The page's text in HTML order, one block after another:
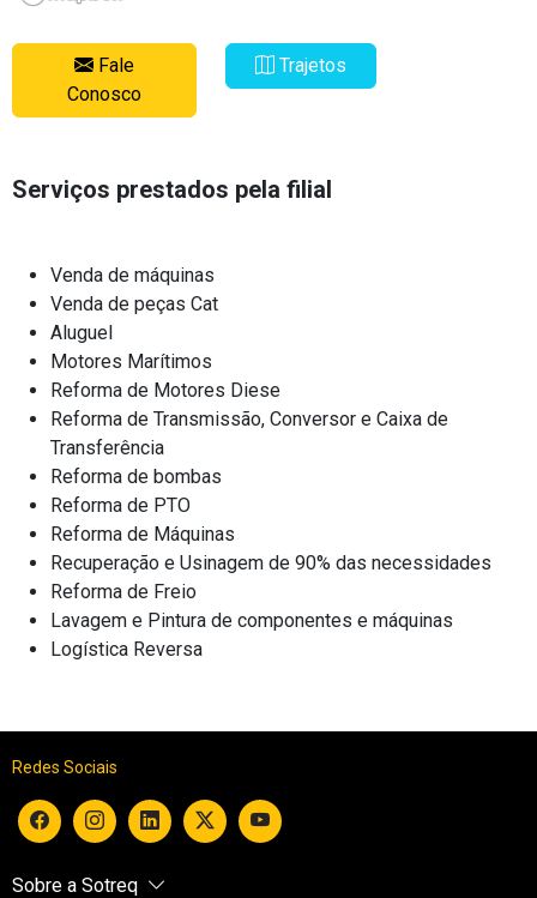
Fale
Conosco
Trajetos
Serviços prestados pela filial
Venda de máquinas
Venda de peças Cat
Aluguel
Motores Marítimos
Reforma de Motores Diese
Reforma de Transmissão, Conversor e Caixa de
Transferência
Reforma de bombas
Reforma de PTO
Reforma de Máquinas
Recuperação e Usinagem de 90% das necessidades
Reforma de Freio
Lavagem e Pintura de componentes e máquinas
Logística Reversa
Redes Sociais
Sobre a Sotreq